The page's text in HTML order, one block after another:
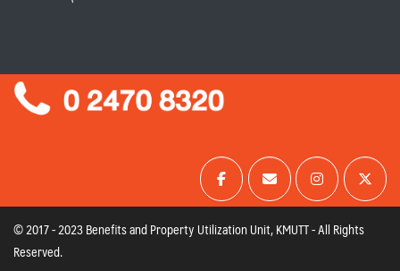
© 2017 - 2023 Benefits and Property Utilization Unit, KMUTT - All Rights
Reserved.